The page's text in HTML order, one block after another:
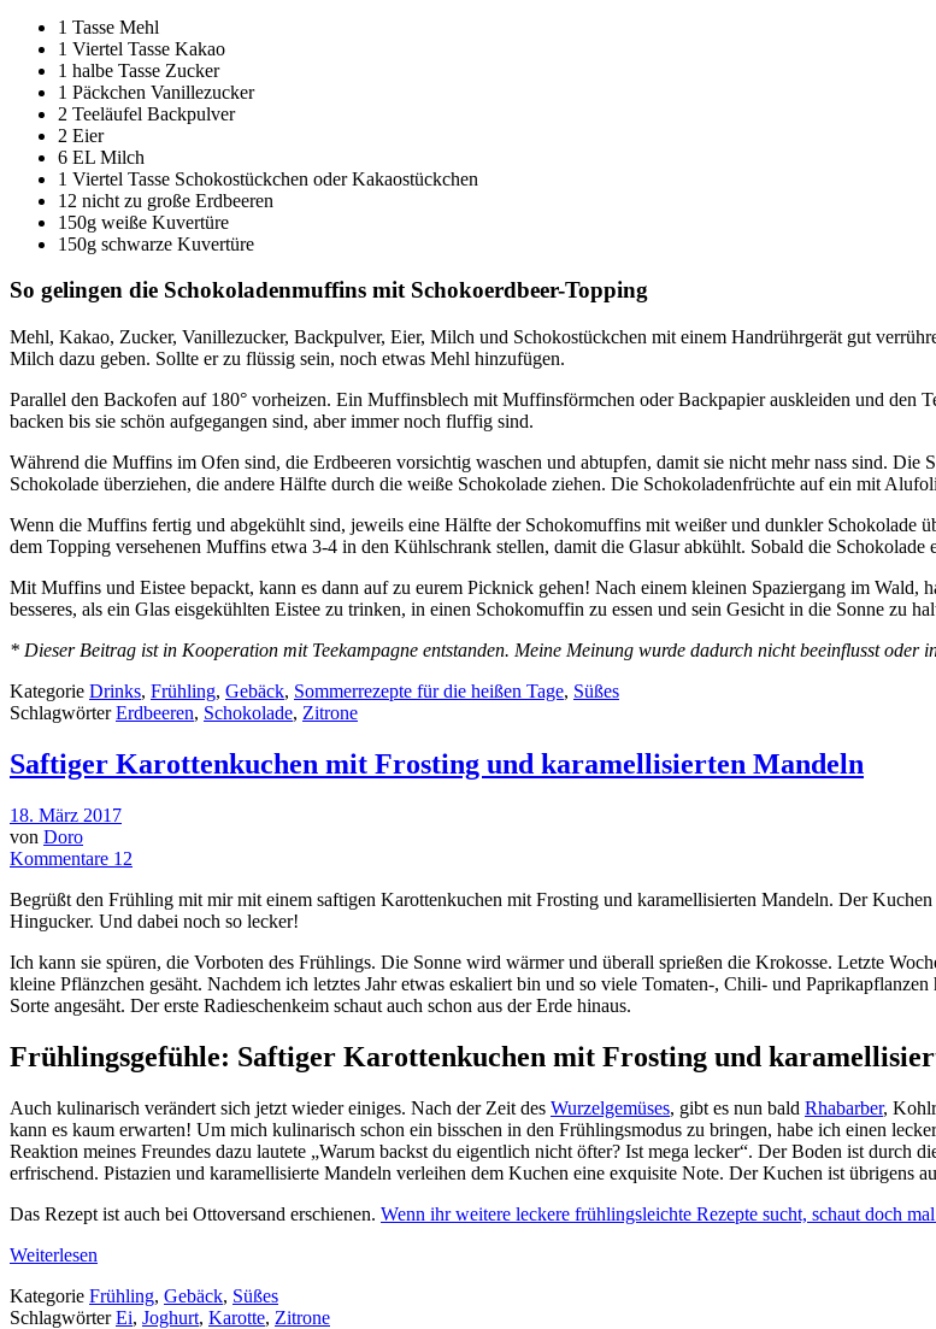
1 Tasse Mehl
1 Viertel Tasse Kakao
1 halbe Tasse Zucker
1 Päckchen Vanillezucker
2 Teeläufel Backpulver
2 Eier
6 EL Milch
1 Viertel Tasse Schokostückchen oder Kakaostückchen
12 nicht zu große Erdbeeren
150g weiße Kuvertüre
150g schwarze Kuvertüre
So gelingen die Schokoladenmuffins mit Schokoerdbeer-Topping
Mehl, Kakao, Zucker, Vanillezucker, Backpulver, Eier, Milch und Schokostückchen mit einem Handrührgerät gut
Milch dazu geben. Sollte er zu flüssig sein, noch etwas Mehl hinzufügen.
Parallel den Backofen auf 180° vorheizen. Ein Muffinsblech mit Muffinsförmchen oder Backpapier auskleiden und
backen bis sie schön aufgegangen sind, aber immer noch fluffig sind.
Während die Muffins im Ofen sind, die Erdbeeren vorsichtig waschen und abtupfen, damit sie nicht mehr nass sind.
Schokolade überziehen, die andere Hälfte durch die weiße Schokolade ziehen. Die Schokoladenfrüchte auf ein mit
Wenn die Muffins fertig und abgekühlt sind, jeweils eine Hälfte der Schokomuffins mit weißer und dunkler Schokolade
dem Topping versehenen Muffins etwa 3-4 in den Kühlschrank stellen, damit die Glasur abkühlt. Sobald die
Mit Muffins und Eistee bepackt, kann es dann auf zu eurem Picknick gehen! Nach einem kleinen Spaziergang im Wald,
besseres, als ein Glas eisgekühlten Eistee zu trinken, in einen Schokomuffin zu essen und sein Gesicht in die Sonne zu
* Dieser Beitrag ist in Kooperation mit Teekampagne entstanden. Meine Meinung wurde dadurch nicht beeinflusst oder
Kategorie Drinks, Frühling, Gebäck, Sommerrezepte für die heißen Tage, Süßes
SchlagwörterErdbeeren, Schokolade, Zitrone
Saftiger Karottenkuchen mit Frosting und karamellisierten Mandeln
18. März 2017
von Doro
Kommentare 12
Begrüßt den Frühling mit mir mit einem saftigen Karottenkuchen mit Frosting und karamellisierten Mandeln. Der
Hingucker. Und dabei noch so lecker!
Ich kann sie spüren, die Vorboten des Frühlings. Die Sonne wird wärmer und überall sprießen die Krokosse. Letzte
kleine Pflänzchen gesäht. Nachdem ich letztes Jahr etwas eskaliert bin und so viele Tomaten-, Chili- und
Sorte angesäht. Der erste Radieschenkeim schaut auch schon aus der Erde hinaus.
Frühlingsgefühle: Saftiger Karottenkuchen mit Frosting und
Auch kulinarisch verändert sich jetzt wieder einiges. Nach der Zeit des Wurzelgemüses, gibt es nun bald Rhabarber,
kann es kaum erwarten! Um mich kulinarisch schon ein bisschen in den Frühlingsmodus zu bringen, habe ich einen
Reaktion meines Freundes dazu lautete „Warum backst du eigentlich nicht öfter? Ist mega lecker“. Der Boden ist
erfrischend. Pistazien und karamellisierte Mandeln verleihen dem Kuchen eine exquisite Note. Der Kuchen ist übrigens
Das Rezept ist auch bei Ottoversand erschienen. Wenn ihr weitere leckere frühlingsleichte Rezepte sucht, schaut doch
Weiterlesen
Kategorie Frühling, Gebäck, Süßes
SchlagwörterEi, Joghurt, Karotte, Zitrone